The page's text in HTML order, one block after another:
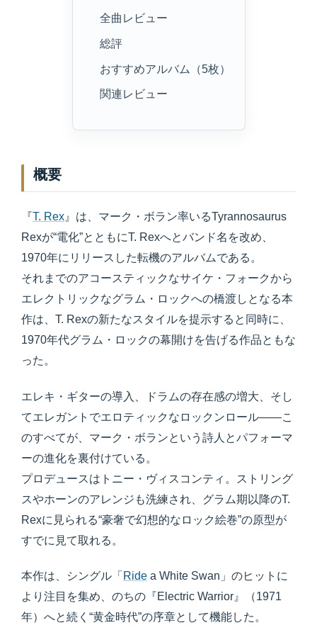
全曲レビュー
総評
おすすめアルバム（5枚）
関連レビュー
概要
『T. Rex』は、マーク・ボラン率いるTyrannosaurus
Rexが“電化”とともにT. Rexへとバンド名を改め、
1970年にリリースした転機のアルバムである。
それまでのアコースティックなサイケ・フォークから
エレクトリックなグラム・ロックへの橋渡しとなる本
作は、T. Rexの新たなスタイルを提示すると同時に、
1970年代グラム・ロックの幕開けを告げる作品ともな
った。
エレキ・ギターの導入、ドラムの存在感の増大、そし
てエレガントでエロティックなロックンロール――こ
のすべてが、マーク・ボランという詩人とパフォーマ
ーの進化を裏付けている。
プロデュースはトニー・ヴィスコンティ。ストリング
スやホーンのアレンジも洗練され、グラム期以降のT.
Rexに見られる“豪奢で幻想的なロック絵巻”の原型が
すでに見て取れる。
本作は、シングル「 Ride a White Swan」のヒットに
より注目を集め、のちの『Electric Warrior』（1971
年）へと続く“黄金時代”の序章として機能した。